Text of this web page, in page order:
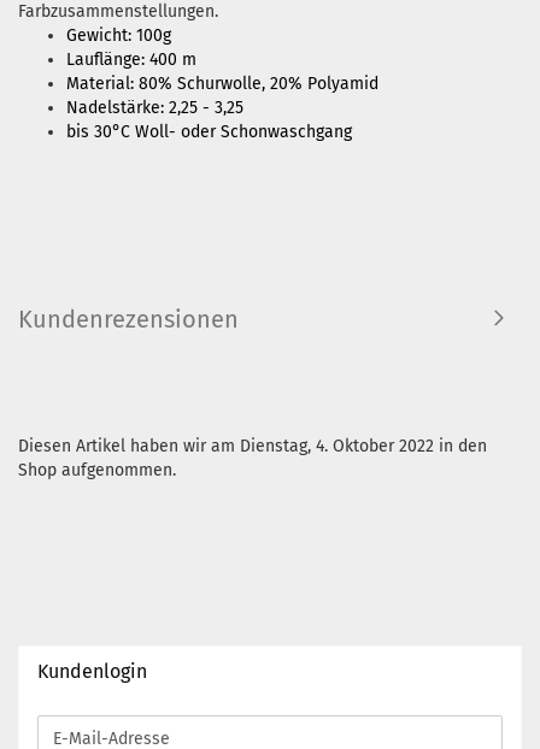
Farbzusammenstellungen.
Gewicht: 100g
Lauflänge: 400 m
Material: 80% Schurwolle, 20% Polyamid
Nadelstärke: 2,25 - 3,25
bis 30°C Woll- oder Schonwaschgang
Kundenrezensionen
Diesen Artikel haben wir am Dienstag, 4. Oktober 2022 in den
Shop aufgenommen.
Kundenlogin
E-